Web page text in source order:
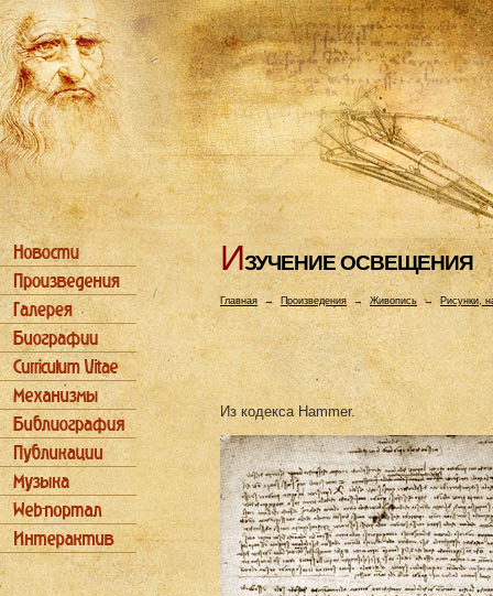
ИЗУЧЕHИЕ ОСВЕЩЕHИЯ
Главная→ Произведения → Живопись → Рисунки,
Из кодекса Hammer.